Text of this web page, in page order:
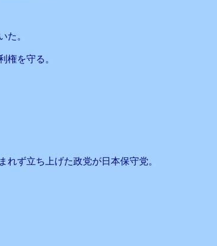
た。
権を守る。
ず立ち上げた政党が日本保守党。